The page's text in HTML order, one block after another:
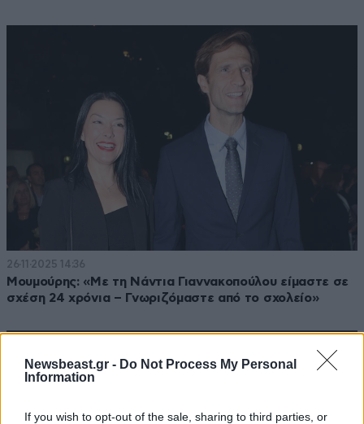
Newsbeast.gr - Do Not Process My Personal
Information
If you wish to opt-out of the sale, sharing to third parties, or
26·11·2025 14:36
Μουμούρης: «Με τη Νάντια Γιαννακοπούλου είμαστε σε
σχέση 24 χρόνια – Γνωριζόμαστε από το σχολείο»